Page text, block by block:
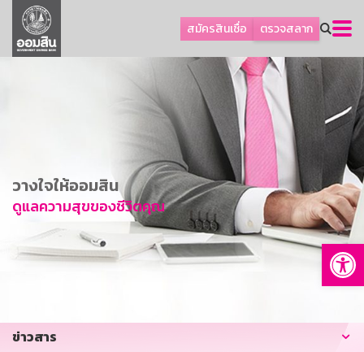
สมัครสินเชื่อ ตรวจสลาก
ลูกค้าธุรกิจ
ลูกค้าผู้ประกอบรายย่อย
การพัฒนาที่ยั่งยืน
ข่าวสาร
บริการทางการเงิน
อื่นๆ
วางใจให้ออมสิน
ดูแลความสุขของชีวิตคุณ
ข่าวสาร